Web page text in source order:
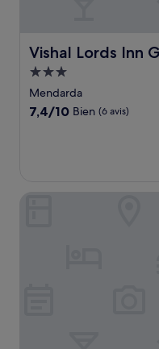
Vishal Lords Inn
Vishal Lords Inn Gir
Hébergement
3.0 étoiles
Mendarda
7.4
7,4/10 Bien (6 avis)